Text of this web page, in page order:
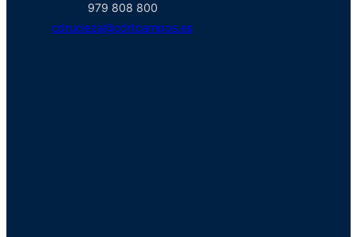
979 808 800
cdrucieza@cdrtcampos.es